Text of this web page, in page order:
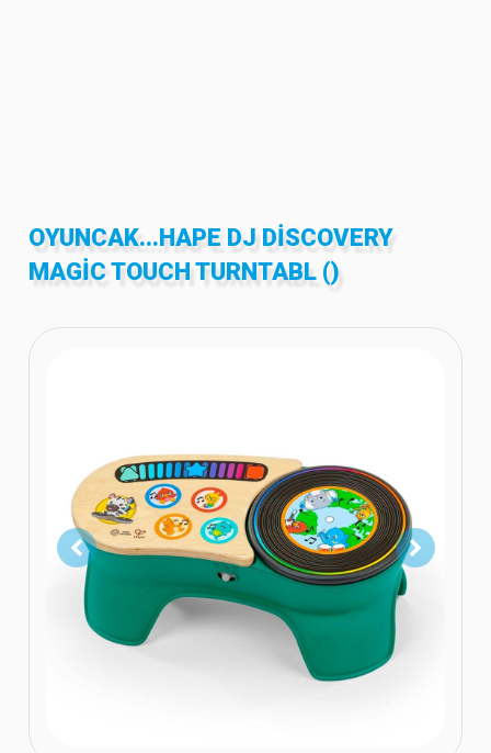
OYUNCAK...HAPE DJ DISCOVERY
MAGIC TOUCH TURNTABL ()